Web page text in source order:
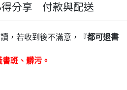
分享 付款與配送
，若收到後不滿意，『都可退書
斑、髒污。